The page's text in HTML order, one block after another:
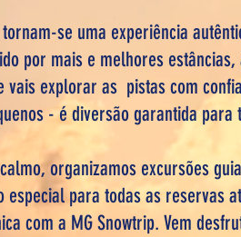
se uma experiência
por mais e melhores
explorar as pistas com
- é diversão garantida para
organizamos excursões
especial para todas as reservas
com a MG Snowtrip. Vem